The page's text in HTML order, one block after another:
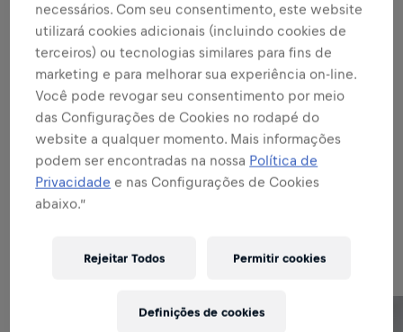
RESPONSABILIDADES
Áreas que combinam com
seus pontos fortes
Todas as responsabilidades que você assumirá:
necessários. Com seu consentimento, este website
utilizará cookies adicionais (incluindo cookies de
terceiros) ou tecnologias similares para fins de
marketing e para melhorar sua experiência on-line.
Você pode revogar seu consentimento por meio
das Configurações de Cookies no rodapé do
website a qualquer momento. Mais informações
podem ser encontradas na nossa Política de
Privacidade e nas Configurações de Cookies
abaixo.”
Rejeitar Todos Permitir cookies
Definições de cookies